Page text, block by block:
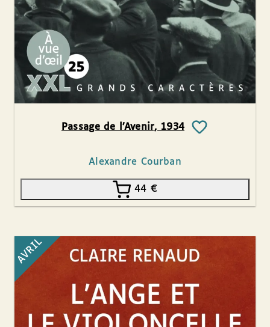
Passage de l’Avenir, 1934
Alexandre Courban
44 €
AVRIL